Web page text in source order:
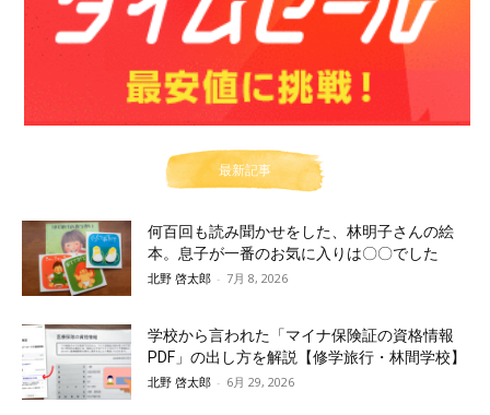
最新記事
何百回も読み聞かせをした、林明子さんの絵
本。息子が一番のお気に入りは〇〇でした
北野 啓太郎 - 7月 8, 2026
学校から言われた「マイナ保険証の資格情報
PDF」の出し方を解説【修学旅行・林間学校】
北野 啓太郎 - 6月 29, 2026